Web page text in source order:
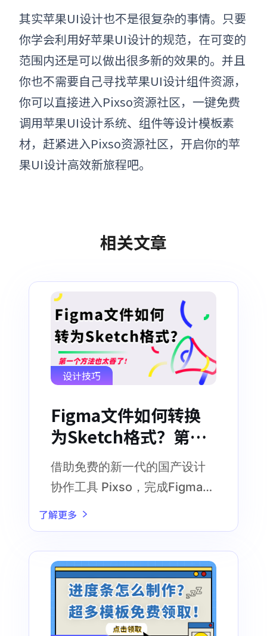
其实苹果UI设计也不是很复杂的事情。只要
你学会利用好苹果UI设计的规范，在可变的
范围内还是可以做出很多新的效果的。并且
你也不需要自己寻找苹果UI设计组件资源，
你可以直接进入Pixso资源社区，一键免费
调用苹果UI设计系统、组件等设计模板素
材，赶紧进入Pixso资源社区，开启你的苹
果UI设计高效新旅程吧。
相关文章
设计技巧
Figma文件如何转换
为Sketch格式？第一
个方法也太香了！
借助免费的新一代的国产设计
协作工具 Pixso，完成Figma文
件转换为Sketch格式
了解更多